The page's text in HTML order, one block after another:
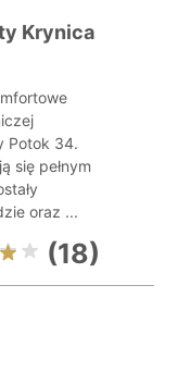
Krynica
Potok 34.
się pełnym
oraz ...
(18)